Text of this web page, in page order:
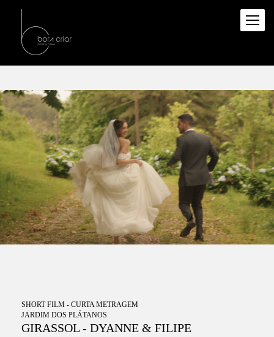
SHORT FILM - CURTA METRAGEM
JARDIM DOS PLÁTANOS
GIRASSOL - DYANNE & FILIPE